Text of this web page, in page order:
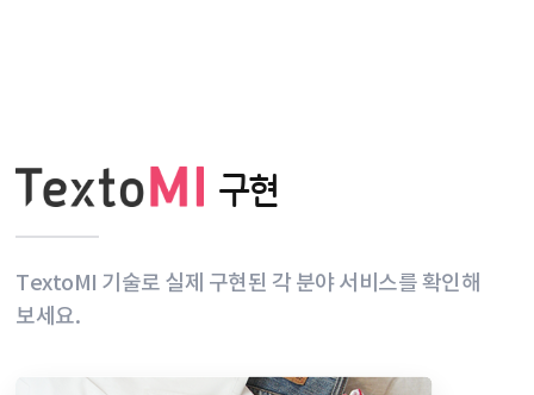
구현
TextoMI 기술로 실제 구현된 각 분야 서비스를 확인해
보세요.